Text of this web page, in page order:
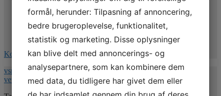
Kommentér på Facebook
vspnet.dk/erfa-moede-for-oplaeringsansvarlige-paa-
veterinaersygeplejerske-uddannelsen/
formål, herunder: Tilpasning af annoncering,
bedre brugeroplevelse, funktionalitet,
statistik og marketing. Disse oplysninger
kan blive delt med annoncerings- og
analysepartnere, som kan kombinere dem
med data, du tidligere har givet dem eller